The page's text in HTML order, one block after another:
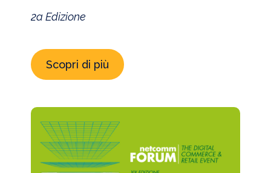
2a Edizione
Scopri di più